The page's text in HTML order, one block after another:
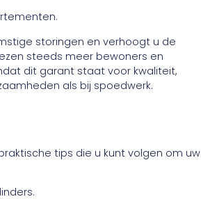
storingen en verhoogt u de
steeds meer bewoners en
dit garant staat voor kwaliteit,
als bij spoedwerk.
tips die u kunt volgen om uw